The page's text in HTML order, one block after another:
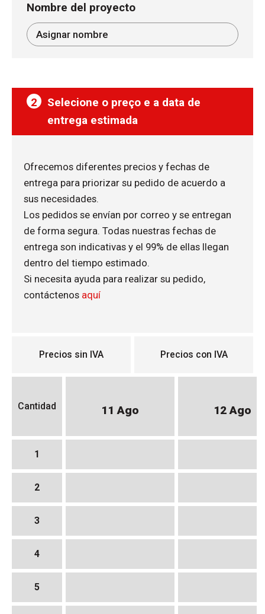
Nombre del proyecto
2
Selecione o preço e a data de
entrega estimada
Ofrecemos diferentes precios y fechas de
entrega para priorizar su pedido de acuerdo a
sus necesidades.
Los pedidos se envían por correo y se entregan
de forma segura. Todas nuestras fechas de
entrega son indicativas y el 99% de ellas llegan
dentro del tiempo estimado.
Si necesita ayuda para realizar su pedido,
contáctenos aquí
Precios sin IVA Precios con IVA
Cantidad 11 Ago 12 Ago
1
2
3
4
5